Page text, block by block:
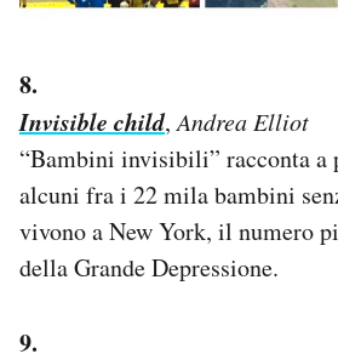
8.
Invisible child,Andrea Elliot
“Bambini invisibili” racconta a
alcuni fra i 22 mila bambini
vivono a New York, il numero
della Grande Depressione.
9.